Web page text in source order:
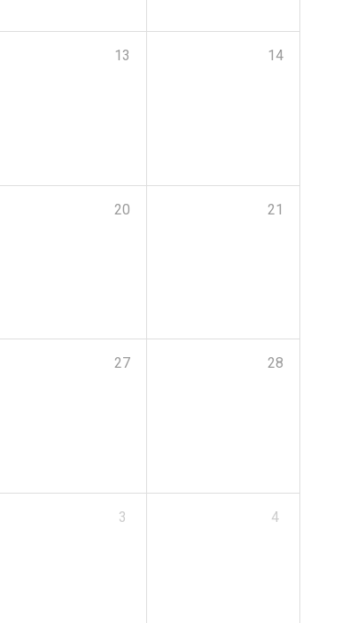
13 14
20 21
27 28
3 4